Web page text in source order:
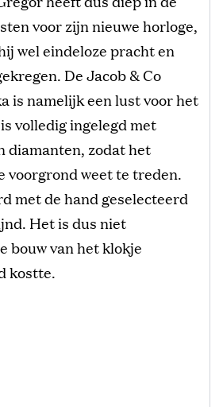
voor zijn nieuwe horloge,
wel eindeloze pracht en
De Jacob & Co
is namelijk een lust voor het
volledig ingelegd met
diamanten, zodat het
voorgrond weet te treden.
met de hand geselecteerd
Het is dus niet
bouw van het klokje
kostte.